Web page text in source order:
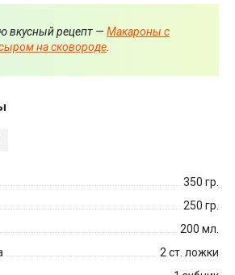
вкусный рецепт — Макароны с
на сковороде.
350 гр.
250 гр.
200 мл.
2 ст. ложки